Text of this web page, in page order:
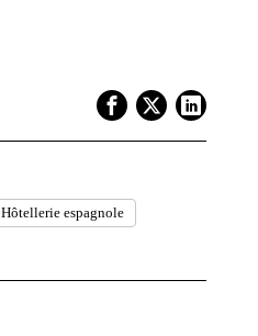
Hôtellerie espagnole